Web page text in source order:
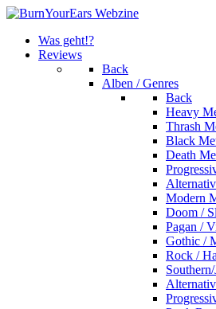
Was geht!?
Reviews
Back
Alben / Genres
Back
Heavy
Thrash
Black
Death
Modern
Doom /
Pagan /
Gothic /
Rock /